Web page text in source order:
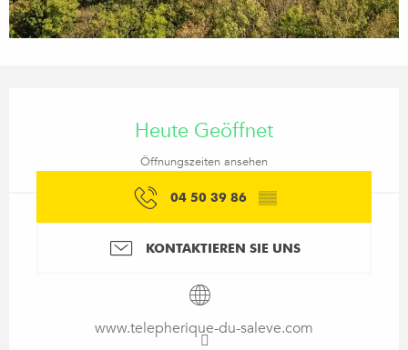
Heute Geöffnet
Öffnungszeiten ansehen
04 50 39 86 ▒▒
KONTAKTIEREN SIE UNS
www.telepherique-du-saleve.com